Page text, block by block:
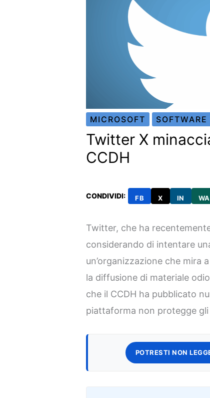
MICROSOFT SOFTWARE
Twitter X
CCDH
CONDIVIDI: FB X IN WA
Twitter, che ha
considerando di intentare
un’organizzazione che mira
la diffusione di materiale
che il CCDH ha pubblicato
piattaforma non protegge gli
POTRESTI NON